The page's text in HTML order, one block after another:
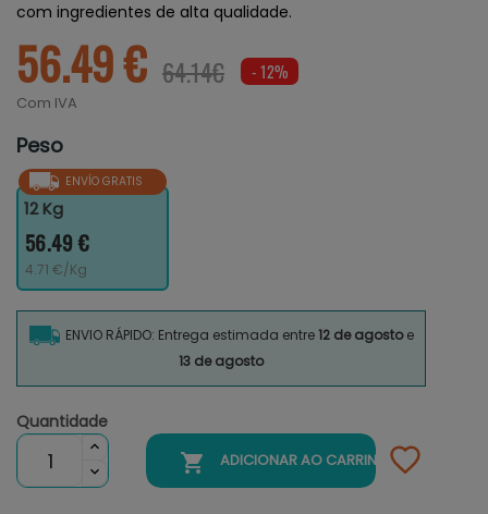
com ingredientes de alta qualidade.
56.49 € 64.14€ - 12%
Com IVA
Peso
ENVÍO GRATIS
12 Kg
56.49 €
4.71 €/Kg
ENVIO RÁPIDO: Entrega estimada entre12 de agostoe
13 de agosto
Quantidade
 ADICIONAR AO CARRINHO